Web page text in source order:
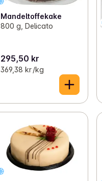
Mandeltoffekake
800 g, Delicato
295,50 kr
369,38 kr /kg